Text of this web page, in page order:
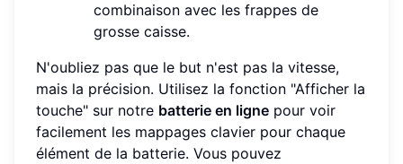
combinaison avec les frappes de
grosse caisse.
N'oubliez pas que le but n'est pas la vitesse,
mais la précision. Utilisez la fonction "Afficher la
touche" sur notre batterie en ligne pour voir
facilement les mappages clavier pour chaque
élément de la batterie. Vous pouvez